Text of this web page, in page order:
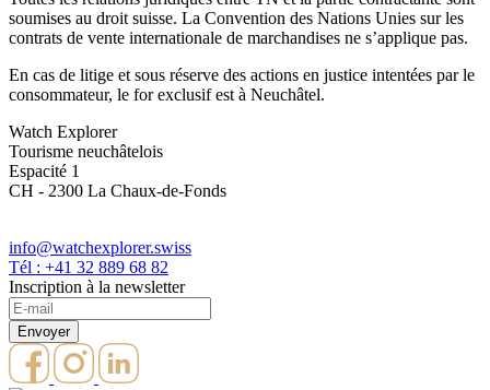
soumises au droit suisse. La Convention des Nations Unies sur les
contrats de vente internationale de marchandises ne s’applique pas.
En cas de litige et sous réserve des actions en justice intentées par le
consommateur, le for exclusif est à Neuchâtel.
Watch Explorer
Tourisme neuchâtelois
Espacité 1
CH - 2300 La Chaux-de-Fonds
info@watchexplorer.swiss
Tél : +41 32 889 68 82
Inscription à la newsletter